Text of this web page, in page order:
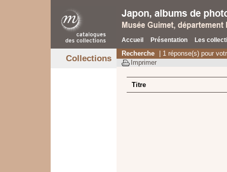
Accueil Présentation Les
Collections
Recherche
| 1 réponse(s) pour
Imprimer
Titre